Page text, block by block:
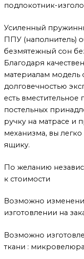
подлокотник-
Усиленный
ППУ (наполнитель)
безмятежный сон
Благодаря
материалам модель
долговечностью
есть вместительное
постельных
ручку на матрасе
механизма, вы
ящику.
По желанию
к стоимости
Возможно
изготовлении на
Возможно
ткани :